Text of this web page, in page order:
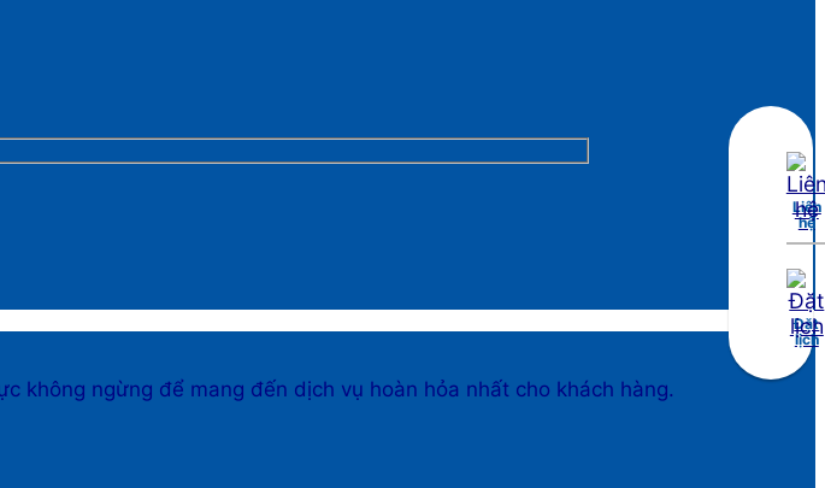
không ngừng để mang đến dịch vụ hoàn hỏa nhất cho khách hàng.
Liên
hệ
Đặt
lịch